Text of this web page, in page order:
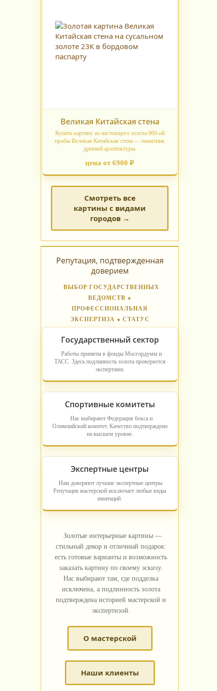
Великая Китайская стена
Купить картину из настоящего золота 960-ой
пробы Великая Китайская стена — памятник
древней архитектуры.
цена от 6900 ₽
Смотреть все
картины с видами
городов →
Репутация, подтвержденная
доверием
ВЫБОР ГОСУДАРСТВЕННЫХ
ВЕДОМСТВ ⬥
ПРОФЕССИОНАЛЬНАЯ
ЭКСПЕРТИЗА ⬥ СТАТУС
Государственный сектор
Работы приняты в фонды Мосгордумы и
ТАСС. Здесь подлинность золота проверяется
экспертами.
Спортивные комитеты
Нас выбирают Федерация бокса и
Олимпийский комитет. Качество подтверждено
на высшем уровне.
Экспертные центры
Нам доверяют лучшие экспертные центры.
Репутация мастерской исключает любые виды
имитаций.
Золотые интерьерные картины —
стильный декор и отличный подарок:
есть готовые варианты и возможность
заказать картину по своему эскизу.
Нас выбирают там, где подделка
исключена, а подлинность золота
подтверждена историей мастерской и
экспертизой.
О мастерской
Наши клиенты